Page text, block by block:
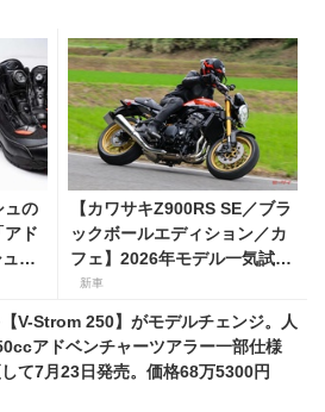
ュの
アド
ー
？
【カワサキZ900RS SE／ブラ
ックボールエディション／カ
フェ】2026年モデル一気試
乗。人気の国産ネオレトロモ
デルが扱いやすく上質に進
化！
新車
V-Strom 250】がモデルチェンジ。人
アドベンチャーツアラー一部仕様
て7月23日発売。価格68万5300円